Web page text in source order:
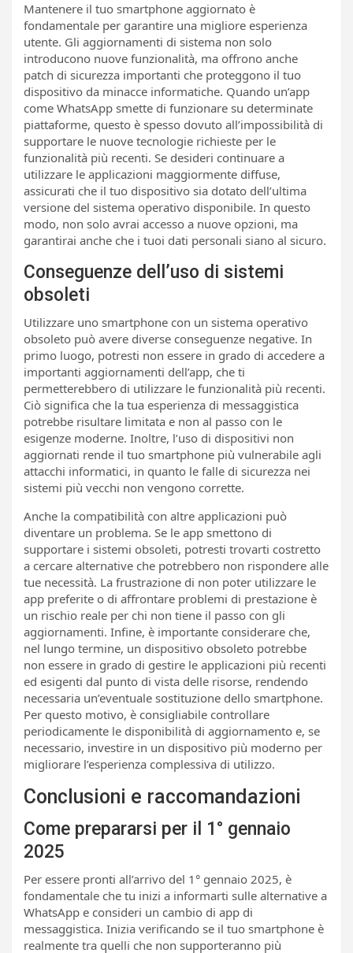
Mantenere il tuo smartphone aggiornato è
fondamentale per garantire una migliore esperienza
utente. Gli aggiornamenti di sistema non solo
introducono nuove funzionalità, ma offrono anche
patch di sicurezza importanti che proteggono il tuo
dispositivo da minacce informatiche. Quando un’app
come WhatsApp smette di funzionare su determinate
piattaforme, questo è spesso dovuto all’impossibilità di
supportare le nuove tecnologie richieste per le
funzionalità più recenti. Se desideri continuare a
utilizzare le applicazioni maggiormente diffuse,
assicurati che il tuo dispositivo sia dotato dell’ultima
versione del sistema operativo disponibile. In questo
modo, non solo avrai accesso a nuove opzioni, ma
garantirai anche che i tuoi dati personali siano al sicuro.
Conseguenze dell’uso di sistemi
obsoleti
Utilizzare uno smartphone con un sistema operativo
obsoleto può avere diverse conseguenze negative. In
primo luogo, potresti non essere in grado di accedere a
importanti aggiornamenti dell’app, che ti
permetterebbero di utilizzare le funzionalità più recenti.
Ciò significa che la tua esperienza di messaggistica
potrebbe risultare limitata e non al passo con le
esigenze moderne. Inoltre, l’uso di dispositivi non
aggiornati rende il tuo smartphone più vulnerabile agli
attacchi informatici, in quanto le falle di sicurezza nei
sistemi più vecchi non vengono corrette.
Anche la compatibilità con altre applicazioni può
diventare un problema. Se le app smettono di
supportare i sistemi obsoleti, potresti trovarti costretto
a cercare alternative che potrebbero non rispondere alle
tue necessità. La frustrazione di non poter utilizzare le
app preferite o di affrontare problemi di prestazione è
un rischio reale per chi non tiene il passo con gli
aggiornamenti. Infine, è importante considerare che,
nel lungo termine, un dispositivo obsoleto potrebbe
non essere in grado di gestire le applicazioni più recenti
ed esigenti dal punto di vista delle risorse, rendendo
necessaria un’eventuale sostituzione dello smartphone.
Per questo motivo, è consigliabile controllare
periodicamente le disponibilità di aggiornamento e, se
necessario, investire in un dispositivo più moderno per
migliorare l’esperienza complessiva di utilizzo.
Conclusioni e raccomandazioni
Come prepararsi per il 1° gennaio
2025
Per essere pronti all’arrivo del 1° gennaio 2025, è
fondamentale che tu inizi a informarti sulle alternative a
WhatsApp e consideri un cambio di app di
messaggistica. Inizia verificando se il tuo smartphone è
realmente tra quelli che non supporteranno più